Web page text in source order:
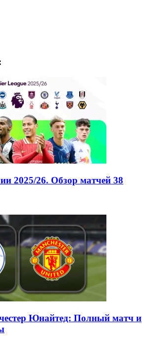
2025/26. Обзор матчей 38
Юнайтед: Полный матч и